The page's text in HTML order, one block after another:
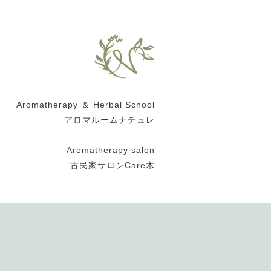
Aromatherapy ＆ Herbal School
アロマルームナチュレ
Aromatherapy salon
古民家サロンCare木